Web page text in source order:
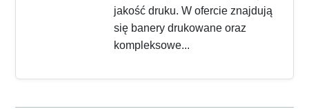
jakość druku. W ofercie znajdują
się banery drukowane oraz
kompleksowe...